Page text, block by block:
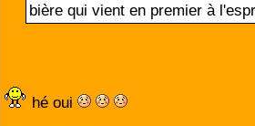
bière qui vient en premier à
hé oui